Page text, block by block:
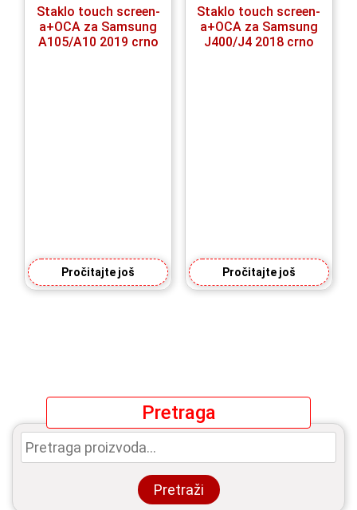
Staklo touch screen-
a+OCA za Samsung
A105/A10 2019 crno
Pročitajte još
Staklo touch screen-
a+OCA za Samsung
J400/J4 2018 crno
Pročitajte još
Pretraga
Pretraga
za:
Pretraži